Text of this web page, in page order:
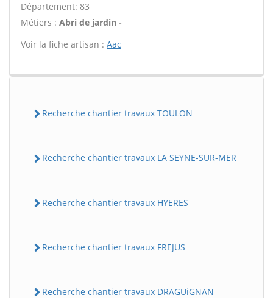
Département: 83
Métiers : Abri de jardin -
Voir la fiche artisan : Aac
Recherche chantier travaux TOULON
Recherche chantier travaux LA SEYNE-SUR-MER
Recherche chantier travaux HYERES
Recherche chantier travaux FREJUS
Recherche chantier travaux DRAGUiGNAN